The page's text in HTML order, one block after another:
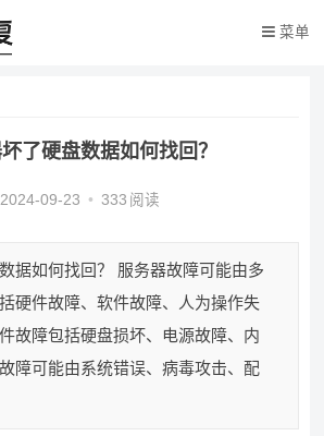
菜单
了硬盘数据如何找回？
2024-09-23 • 333 阅读
据如何找回？ 服务器故障可能由多
硬件故障、软件故障、人为操作失
故障包括硬盘损坏、电源故障、内
障可能由系统错误、病毒攻击、配